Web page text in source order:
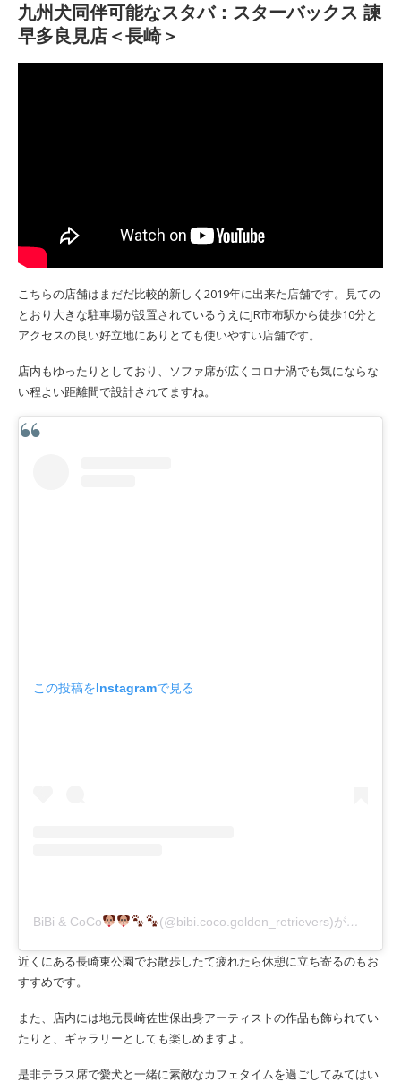
九州犬同伴可能なスタバ：スターバックス 諫
早多良見店＜長崎＞
こちらの店舗はまだだ比較的新しく2019年に出来た店舗です。見ての
とおり大きな駐車場が設置されているうえにJR市布駅から徒歩10分と
アクセスの良い好立地にありとても使いやすい店舗です。
店内もゆったりとしており、ソファ席が広くコロナ渦でも気にならな
い程よい距離間で設計されてますね。
この投稿をInstagramで見る
BiBi & CoCo (@bibi.coco.golden_retrievers)がシェアした投稿
近くにある長崎東公園でお散歩したて疲れたら休憩に立ち寄るのもお
すすめです。
また、店内には地元長崎佐世保出身アーティストの作品も飾られてい
たりと、ギャラリーとしても楽しめますよ。
是非テラス席で愛犬と一緒に素敵なカフェタイムを過ごしてみてはい